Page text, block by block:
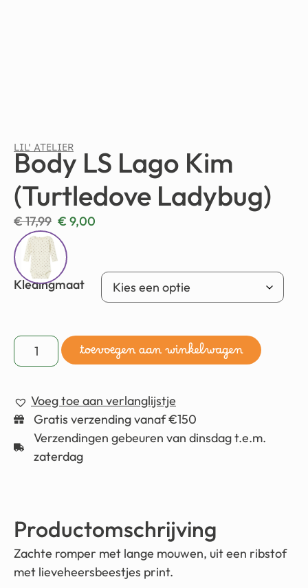
LIL' ATELIER
Body LS Lago Kim
(Turtledove Ladybug)
€17,99 € 9,00
Kledingmaat
toevoegen aan winkelwagen
Voeg toe aan verlanglijstje
Gratis verzending vanaf €150
Verzendingen gebeuren van dinsdag t.e.m.
zaterdag
Productomschrijving
Zachte romper met lange mouwen, uit een ribstof
met lieveheersbeestjes print.